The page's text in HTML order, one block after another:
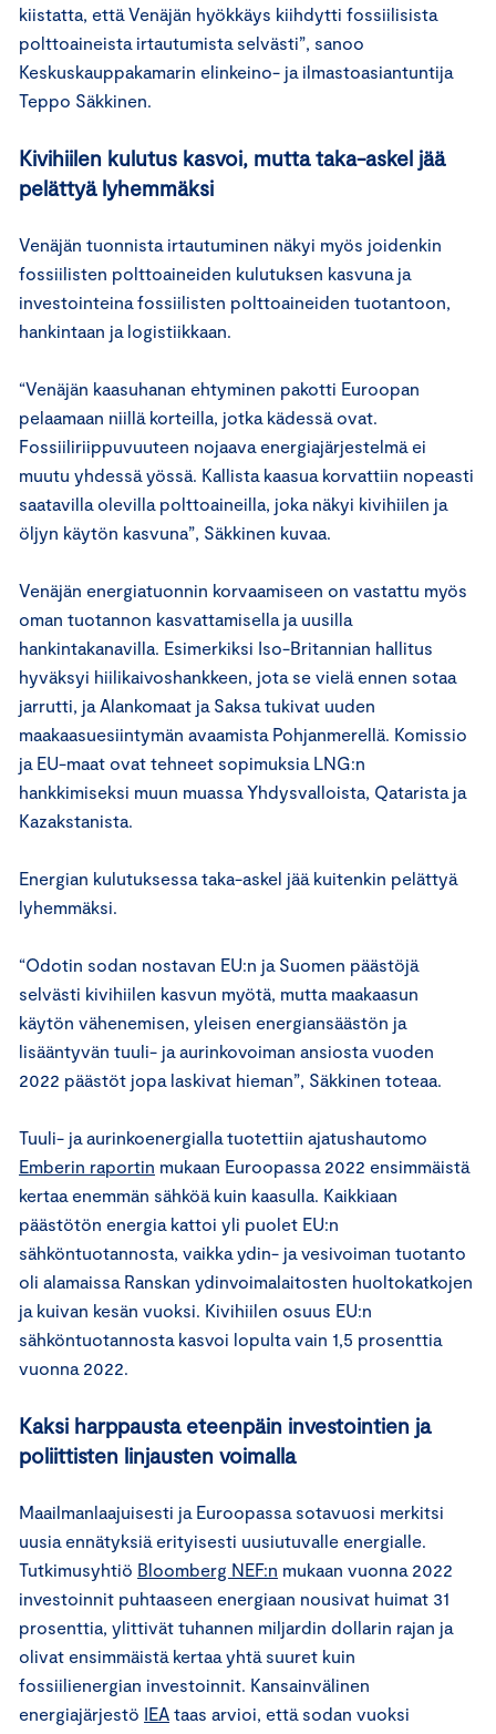
kiistatta, että Venäjän hyökkäys kiihdytti fossiilisista
polttoaineista irtautumista selvästi”, sanoo
Keskuskauppakamarin elinkeino- ja ilmastoasiantuntija
Teppo Säkkinen.
Kivihiilen kulutus kasvoi, mutta taka-askel jää
pelättyä lyhemmäksi
Venäjän tuonnista irtautuminen näkyi myös joidenkin
fossiilisten polttoaineiden kulutuksen kasvuna ja
investointeina fossiilisten polttoaineiden tuotantoon,
hankintaan ja logistiikkaan.
“Venäjän kaasuhanan ehtyminen pakotti Euroopan
pelaamaan niillä korteilla, jotka kädessä ovat.
Fossiiliriippuvuuteen nojaava energiajärjestelmä ei
muutu yhdessä yössä. Kallista kaasua korvattiin nopeasti
saatavilla olevilla polttoaineilla, joka näkyi kivihiilen ja
öljyn käytön kasvuna”, Säkkinen kuvaa.
Venäjän energiatuonnin korvaamiseen on vastattu myös
oman tuotannon kasvattamisella ja uusilla
hankintakanavilla. Esimerkiksi Iso-Britannian hallitus
hyväksyi hiilikaivoshankkeen, jota se vielä ennen sotaa
jarrutti, ja Alankomaat ja Saksa tukivat uuden
maakaasuesiintymän avaamista Pohjanmerellä. Komissio
ja EU-maat ovat tehneet sopimuksia LNG:n
hankkimiseksi muun muassa Yhdysvalloista, Qatarista ja
Kazakstanista.
Energian kulutuksessa taka-askel jää kuitenkin pelättyä
lyhemmäksi.
“Odotin sodan nostavan EU:n ja Suomen päästöjä
selvästi kivihiilen kasvun myötä, mutta maakaasun
käytön vähenemisen, yleisen energiansäästön ja
lisääntyvän tuuli- ja aurinkovoiman ansiosta vuoden
2022 päästöt jopa laskivat hieman”, Säkkinen toteaa.
Tuuli- ja aurinkoenergialla tuotettiin ajatushautomo
Emberin raportin mukaan Euroopassa 2022 ensimmäistä
kertaa enemmän sähköä kuin kaasulla. Kaikkiaan
päästötön energia kattoi yli puolet EU:n
sähköntuotannosta, vaikka ydin- ja vesivoiman tuotanto
oli alamaissa Ranskan ydinvoimalaitosten huoltokatkojen
ja kuivan kesän vuoksi. Kivihiilen osuus EU:n
sähköntuotannosta kasvoi lopulta vain 1,5 prosenttia
vuonna 2022.
Kaksi harppausta eteenpäin investointien ja
poliittisten linjausten voimalla
Maailmanlaajuisesti ja Euroopassa sotavuosi merkitsi
uusia ennätyksiä erityisesti uusiutuvalle energialle.
Tutkimusyhtiö Bloomberg NEF:n mukaan vuonna 2022
investoinnit puhtaaseen energiaan nousivat huimat 31
prosenttia, ylittivät tuhannen miljardin dollarin rajan ja
olivat ensimmäistä kertaa yhtä suuret kuin
fossiilienergian investoinnit. Kansainvälinen
energiajärjestö IEA taas arvioi, että sodan vuoksi